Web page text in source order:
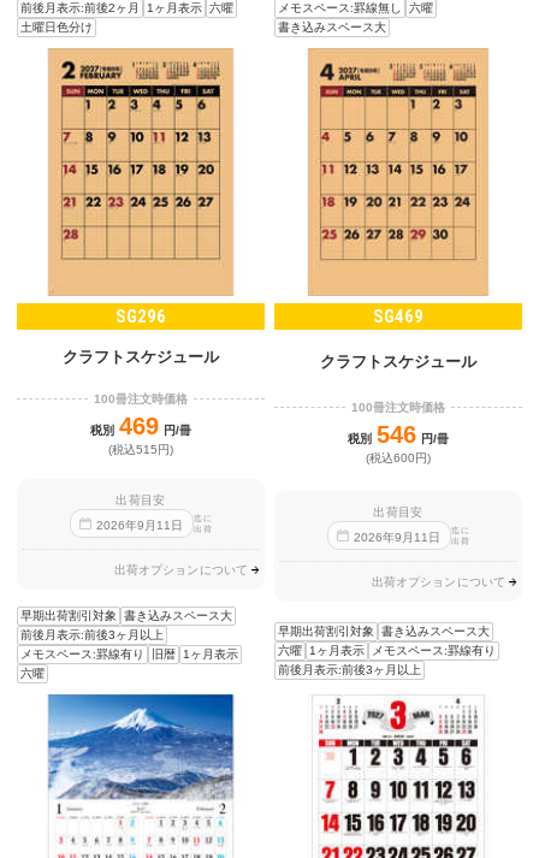
前後月表示:前後2ヶ月
1ヶ月表示 六曜
土曜日色分け
メモスペース:罫線無し
六曜
書き込みスペース大
SG296
クラフトスケジュール
100冊注文時価格
税別 469 円/冊
(税込515円)
出荷目安
2026年9 月11 日
迄に
出荷
出荷オプションについて
早期出荷割引対象
書き込みスペース大
前後月表示:前後3ヶ月以上
メモスペース:罫線有り
旧暦 1ヶ月表示
六曜
SG469
クラフトスケジュール
100冊注文時価格
税別 546 円/冊
(税込600円)
出荷目安
2026年9 月 11 日
迄に
出荷
出荷オプションについて
早期出荷割引対象
書き込みスペース大
六曜
1ヶ月表示
メモスペース:罫線有り
前後月表示:前後3ヶ月以上